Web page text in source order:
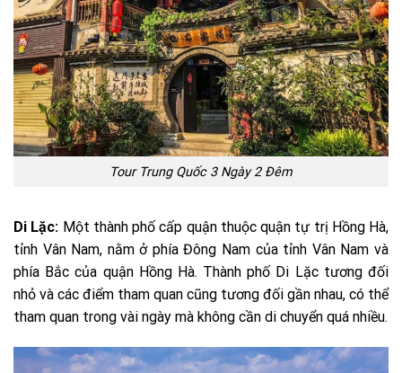
Tour Trung Quốc 3 Ngày 2 Đêm
Di Lặc: Một thành phố cấp quận thuộc quận tự trị Hồng Hà,
tỉnh Vân Nam, nằm ở phía Đông Nam của tỉnh Vân Nam và
phía Bắc của quận Hồng Hà. Thành phố Di Lặc tương đối
nhỏ và các điểm tham quan cũng tương đối gần nhau, có thể
tham quan trong vài ngày mà không cần di chuyển quá nhiều.